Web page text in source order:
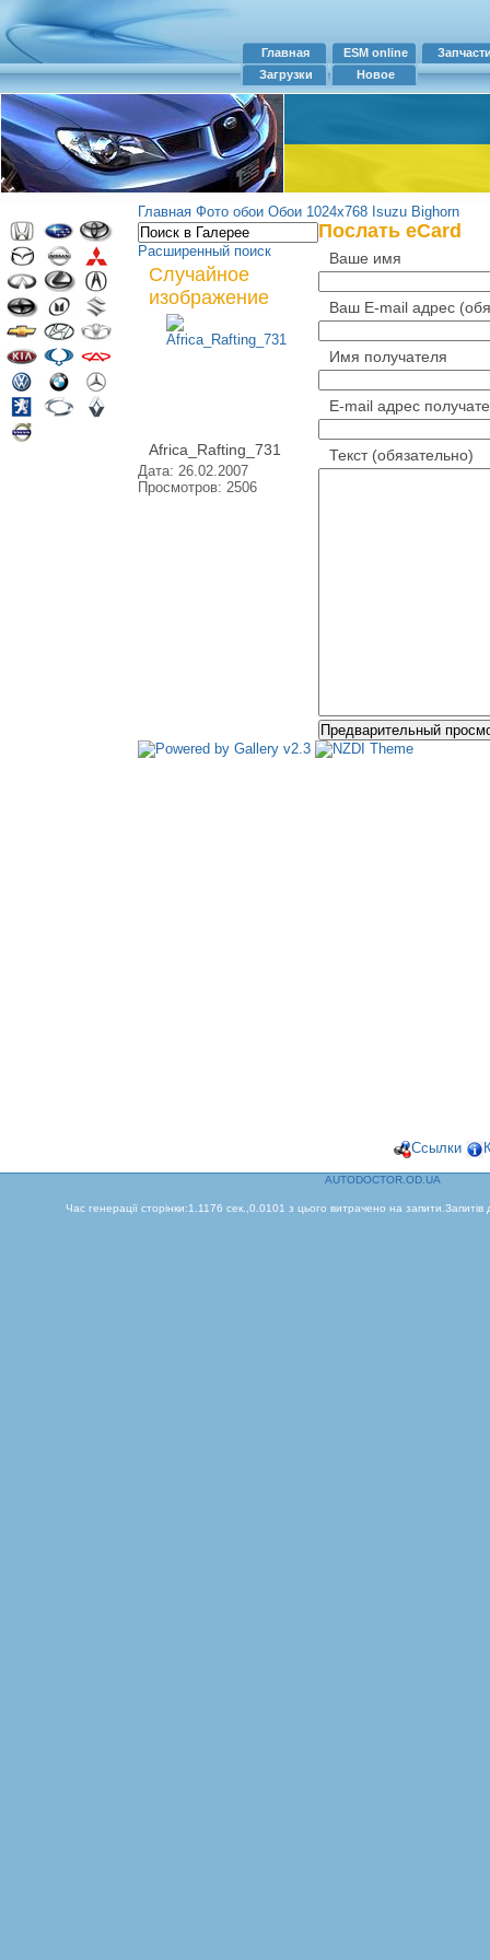
Главная ESM online
Загрузки
Новое
Главная Фото обои Обои 1024х768 Isuzu Bighorn
Расширенный поиск
Случайное
изображение
Africa_Rafting_731
Дата: 26.02.2007
Просмотров: 2506
Послать eCard
Ваше имя
Ваш E-mail адрес
Имя получателя
Е-mail адрес
Текст (обязательно)
Ссылки
AUTODOCTOR.OD.UA
Час генерації сторінки:1.1176 сек.,0.0101 з цього витрачено на